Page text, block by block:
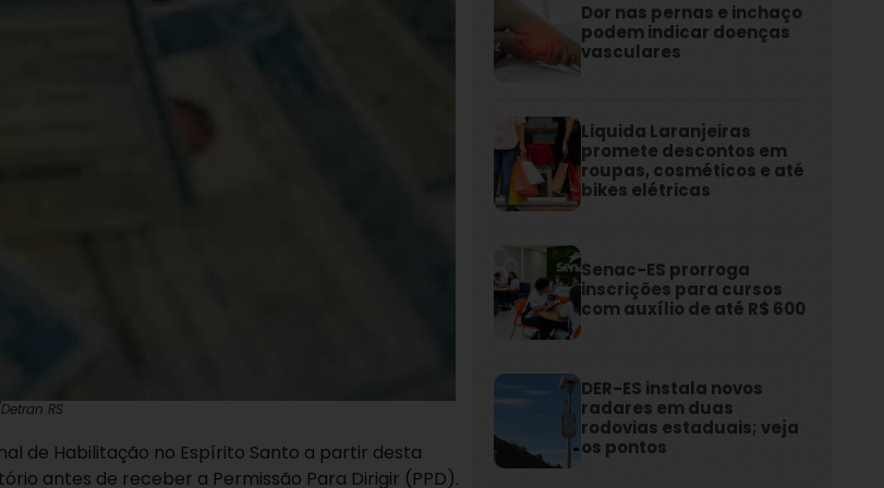
RS
de Habilitação no Espírito Santo a partir desta
antes de receber a Permissão Para Dirigir (PPD).
Dor nas pernas e inchaço
podem indicar doenças
vasculares
Liquida Laranjeiras
promete descontos em
roupas, cosméticos e até
bikes elétricas
Senac-ES prorroga
inscrições para cursos
com auxílio de até R$ 600
DER-ES instala novos
radares em duas
rodovias estaduais; veja
os pontos